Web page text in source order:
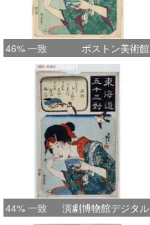
46% 一致 ボストン美術館
44% 一致 演劇博物館デジタル